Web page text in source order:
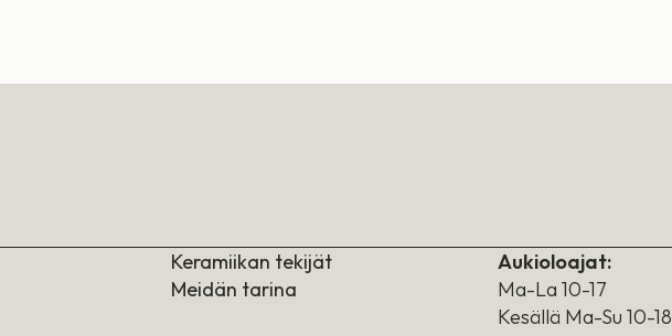
Keramiikan tekijät
Meidän tarina
Aukioloajat:
Ma-La 10-17
Kesällä Ma-Su 10-18